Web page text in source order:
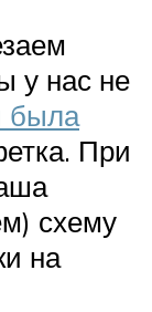
у нас не
была
При
схему
на